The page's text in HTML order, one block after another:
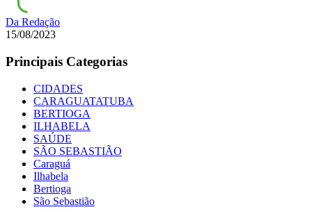
Da Redação
15/08/2023
Principais Categorias
CIDADES
CARAGUATATUBA
BERTIOGA
ILHABELA
SAÚDE
SÃO SEBASTIÃO
Caraguá
Ilhabela
Bertioga
São Sebastião